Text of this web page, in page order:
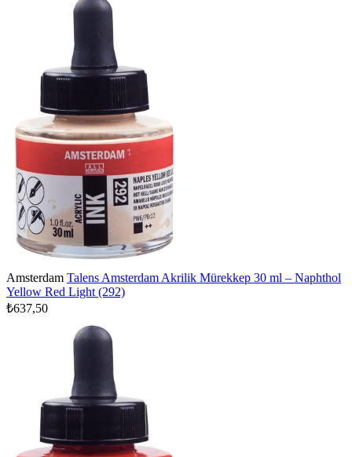
Amsterdam Talens Amsterdam Akrilik Mürekkep 30 ml – Naphthol
Yellow Red Light (292)
₺637,50